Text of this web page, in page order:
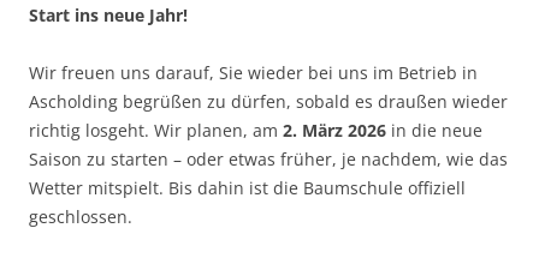
Start ins neue Jahr!
Wir freuen uns darauf, Sie wieder bei uns im Betrieb in
Ascholding begrüßen zu dürfen, sobald es draußen wieder
richtig losgeht. Wir planen, am 2. März 2026 in die neue
Saison zu starten – oder etwas früher, je nachdem, wie das
Wetter mitspielt. Bis dahin ist die Baumschule offiziell
geschlossen.